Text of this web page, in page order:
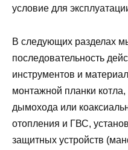
условие для
В следующих разделах
последовательность
инструментов и
монтажной планки
дымохода или
отопления и ГВС,
защитных устройств